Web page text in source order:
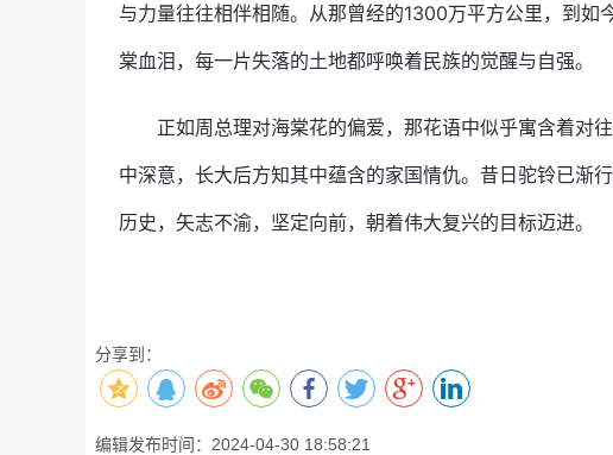
与力量往往相伴相随。从那曾经的1300万平方公里，到
棠血泪，每一片失落的土地都呼唤着民族的觉醒与自强。
正如周总理对海棠花的偏爱，那花语中似乎寓含着对
中深意，长大后方知其中蕴含的家国情仇。昔日驼铃已渐
历史，矢志不渝，坚定向前，朝着伟大复兴的目标迈进。
分享到：
编辑发布时间：2024-04-30 18:58:21